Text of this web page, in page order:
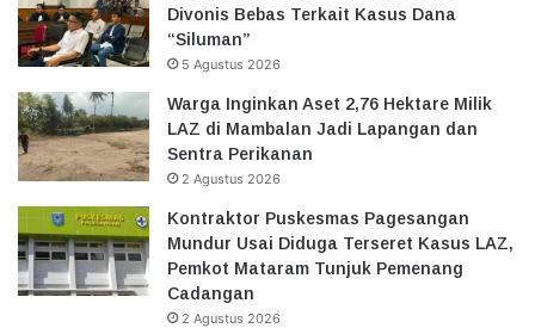
Divonis Bebas Terkait Kasus Dana
“Siluman”
5 Agustus 2026
Warga Inginkan Aset 2,76 Hektare Milik
LAZ di Mambalan Jadi Lapangan dan
Sentra Perikanan
2 Agustus 2026
Kontraktor Puskesmas Pagesangan
Mundur Usai Diduga Terseret Kasus LAZ,
Pemkot Mataram Tunjuk Pemenang
Cadangan
2 Agustus 2026